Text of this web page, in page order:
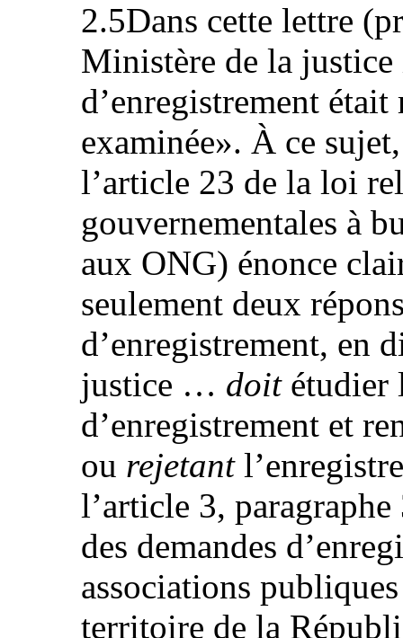
2.5Dans cette lettre
Ministère de la
d’enregistrement
examinée». À ce
l’article 23 de la loi
gouvernementales à
aux ONG) énonce
seulement deux
d’enregistrement, en
justice … doitétudier
d’enregistrement et
ou rejetant
l’article 3,
des demandes
associations
territoire de la